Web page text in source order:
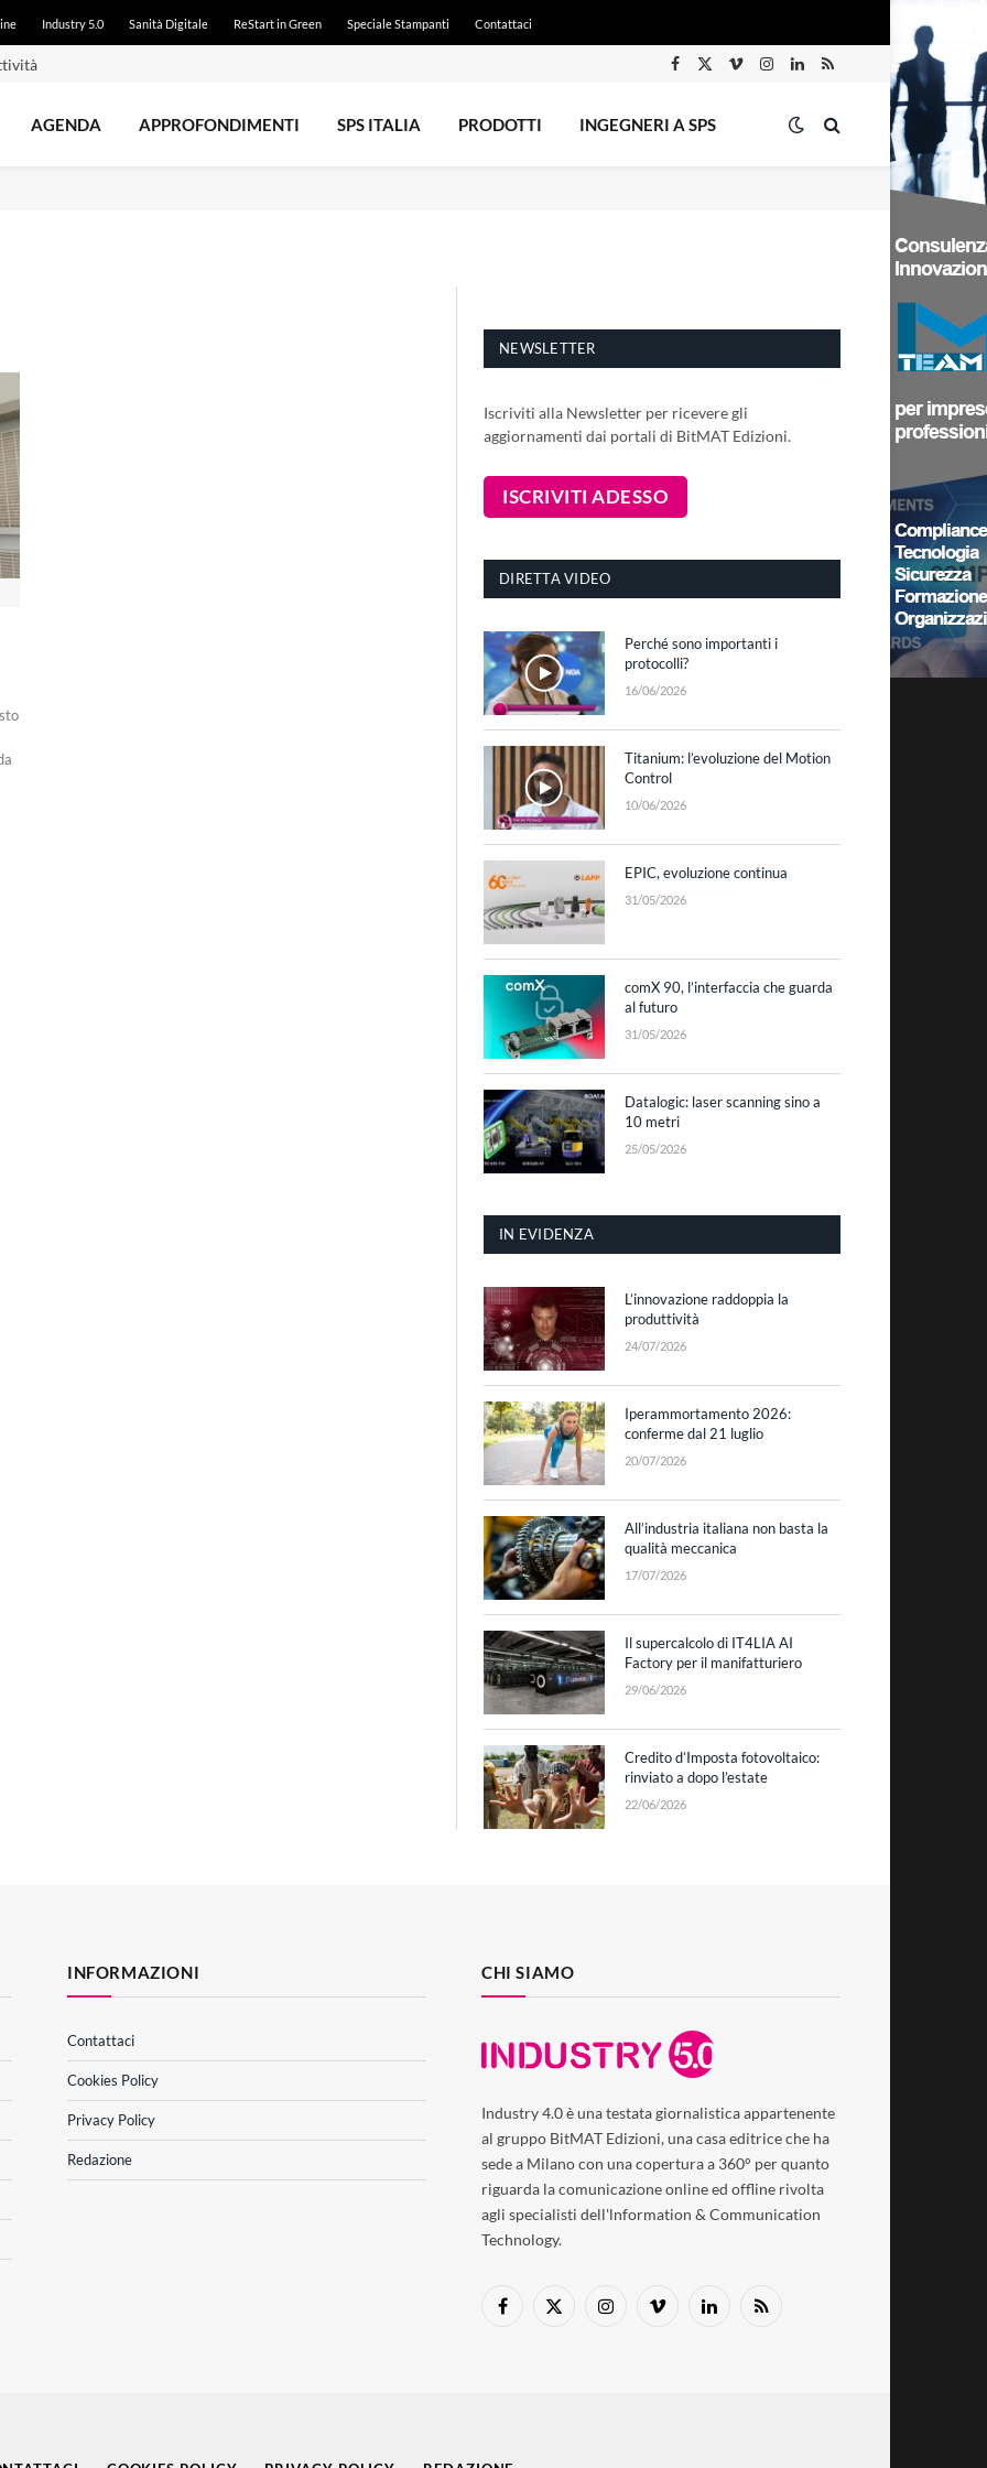
Industry 5.0 Sanità Digitale ReStart in Green Speciale Stampanti Contattaci
Facebook
X
VimeoInstagram
LinkedIn
RSS
AGENDA APPROFONDIMENTI SPS ITALIA PRODOTTI INGEGNERI A SPS
NEWSLETTER
Iscriviti alla Newsletter per ricevere gli
aggiornamenti dai portali di BitMAT Edizioni.
DIRETTA VIDEO
Perché sono importanti i
protocolli?
16/06/2026
Titanium: l’evoluzione del Motion
Control
10/06/2026
EPIC, evoluzione continua
31/05/2026
comX 90, l’interfaccia che guarda
al futuro
31/05/2026
Datalogic: laser scanning sino a
10 metri
25/05/2026
IN EVIDENZA
L’innovazione raddoppia la
produttività
24/07/2026
Iperammortamento 2026:
conferme dal 21 luglio
20/07/2026
All’industria italiana non basta la
qualità meccanica
17/07/2026
Il supercalcolo di IT4LIA AI
Factory per il manifatturiero
29/06/2026
Credito d’Imposta fotovoltaico:
rinviato a dopo l’estate
22/06/2026
INFORMAZIONI
Contattaci
Cookies Policy
Privacy Policy
Redazione
CHI SIAMO
Industry 4.0 è una testata giornalistica appartenente
al gruppo BitMAT Edizioni, una casa editrice che ha
sede a Milano con una copertura a 360° per quanto
riguarda la comunicazione online ed offline rivolta
agli specialisti dell'lnformation & Communication
Technology.
Facebook
X
InstagramVimeo LinkedInRSS